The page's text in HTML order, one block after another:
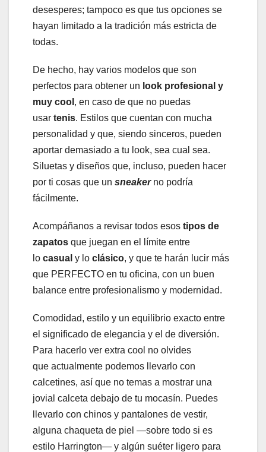
desesperes; tampoco es que tus opciones se
hayan limitado a la tradición más estricta de
todas.
De hecho, hay varios modelos que son
perfectos para obtener un look profesional y
muy cool , en caso de que no puedas
usar tenis. Estilos que cuentan con mucha
personalidad y que, siendo sinceros, pueden
aportar demasiado a tu look, sea cual sea.
Siluetas y diseños que, incluso, pueden hacer
por ti cosas que un sneakerno podría
fácilmente.
Acompáñanos a revisar todos esos tipos de
zapatos que juegan en el límite entre
lo casual y lo clásico, y que te harán lucir más
que PERFECTO en tu oficina, con un buen
balance entre profesionalismo y modernidad.
Comodidad, estilo y un equilibrio exacto entre
el significado de elegancia y el de diversión.
Para hacerlo ver extra cool no olvides
que actualmente podemos llevarlo con
calcetines, así que no temas a mostrar una
jovial calceta debajo de tu mocasín. Puedes
llevarlo con chinos y pantalones de vestir,
alguna chaqueta de piel —sobre todo si es
estilo Harrington— y algún suéter ligero para